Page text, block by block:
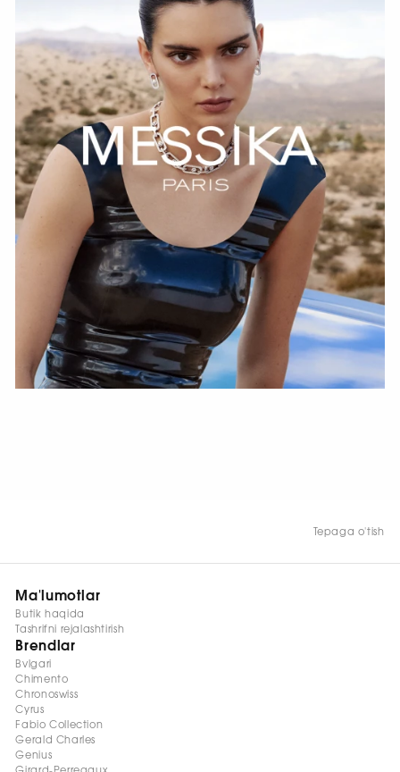
Tepaga o'tish
Ma'lumotlar
Butik haqida
Tashrifni rejalashtirish
Brendlar
Bvlgari
Chimento
Chronoswiss
Cyrus
Fabio Collection
Gerald Charles
Genius